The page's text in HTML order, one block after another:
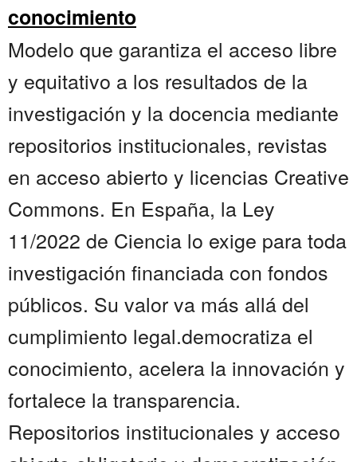
conocimiento
Modelo que garantiza el acceso libre
y equitativo a los resultados de la
investigación y la docencia mediante
repositorios institucionales, revistas
en acceso abierto y licencias Creative
Commons. En España, la Ley
11/2022 de Ciencia lo exige para toda
investigación financiada con fondos
públicos. Su valor va más allá del
cumplimiento legal.democratiza el
conocimiento, acelera la innovación y
fortalece la transparencia.
Repositorios institucionales y acceso